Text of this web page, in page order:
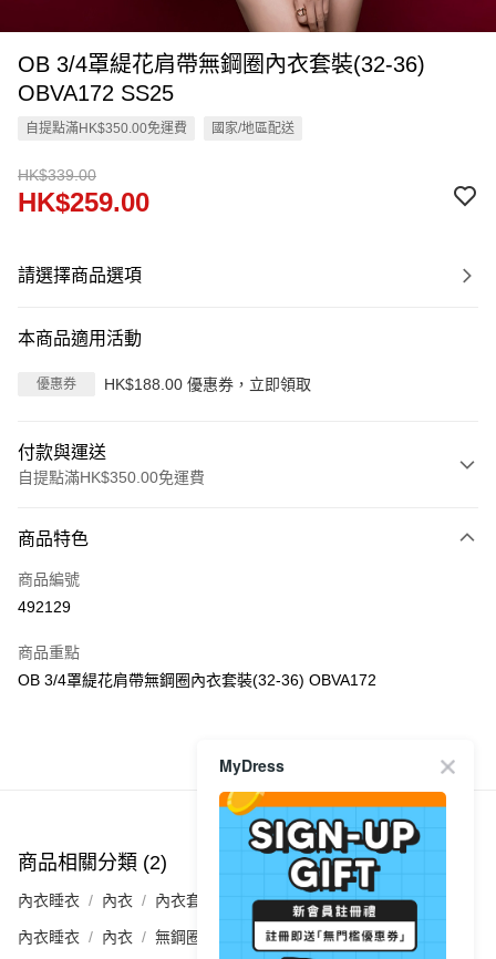
OB 3/4罩緹花肩帶無鋼圈內衣套裝(32-36)
OBVA172 SS25
自提點滿HK$350.00免運費 國家/地區配送
HK$339.00
HK$259.00
請選擇商品選項
本商品適用活動
優惠券 HK$188.00 優惠券，立即領取
付款與運送
自提點滿HK$350.00免運費
信用卡
Apple Pay
PayMe
每筆HK$40.00，滿HK$350.00或以上免運費
付款後順豐站及營業點
每筆HK$40.00，滿HK$350.00或以上免運費
付款後順豐合作便利店
商品特色
商品編號
492129
商品重點
OB 3/4罩緹花肩帶無鋼圈內衣套裝(32-36) OBVA172
商品推薦
商品相關分類 (2)
內衣睡衣 內衣 內衣套裝
內衣睡衣 內衣 無鋼圈
MyDress